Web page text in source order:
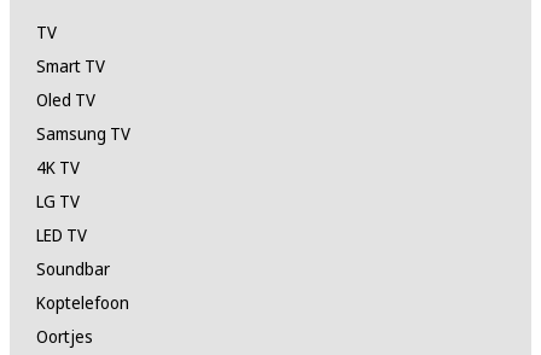
TV
Smart TV
Oled TV
Samsung TV
4K TV
LG TV
LED TV
Soundbar
Koptelefoon
Oortjes